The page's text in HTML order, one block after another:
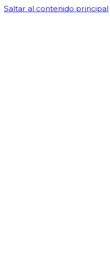
Saltar al contenido principal